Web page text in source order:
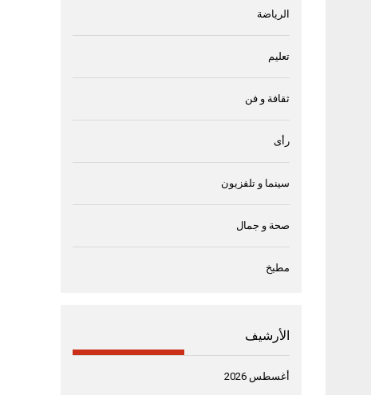
الرياضة
تعليم
ثقافة و فن
رأى
سينما و تلفزيون
صحة و جمال
مطبخ
الأرشيف
أغسطس 2026